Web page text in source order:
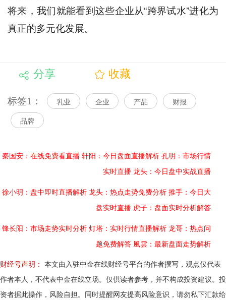
将来，我们就能看到这些企业从“跨界试水”进化为
真正的多元化发展。
分享 收藏
标签1： 乳业 企业 产品 财报
品牌
秦国安：在线免费看直播 轩阳：今日盘面直播解析 孔明：市场行情
实时直播 龙头：今日盘中实战直播
徐小明：盘中即时直播解析 龙头：热点走势免费分析 推手：今日大
盘实时直播 虎子：盘面实时分析解答
锋长阳：市场走势实时分析 灯塔：实时行情直播解析 龙哥：热点问
题免费解答 風雲：最新盘面走势解析
财经号声明：
本文由入驻中金在线财经号平台的作者撰写，观点仅代表
作者本人，不代表中金在线立场。仅供读者参考，并不构成投资建议。投
资者据此操作，风险自担。同时提醒网友提高风险意识，请勿私下汇款给